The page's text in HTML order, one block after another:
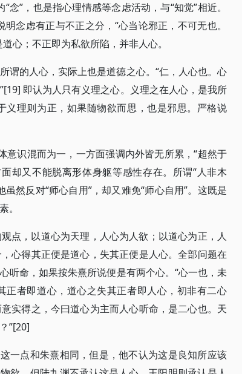
”，也是指心理情感等念虑活动，与“知觉”相近。
念虑有正与不正之分，“心当论邪正，不可无也。
心；不正即为私欲所陷，并非人心。
谓的人心，实际上也是道德之心。“仁，人心也。心
即认为人只有义理之心。义理之在人心，是我所
理则为正，如果随物欲而思，也是邪思。严格说
意识混而为一，一方面强调内外皆无所累，“超然于
却又不能脱离形体身躯等感性存在。所谓“人非木
然反对“师心自用”，却又难免“师心自用”。这既是
。
点，以道心为天理，人心为人欲；以道心为正，人
心得其正便是道心，失其正便是人心。全部问题在
听命，如果按朱熹所说便是有两个心。“心一也，未
者即道心，道心之失其正者即人心，初非有二心
实得之，今曰道心为主而人心听命，是二心也。天
”[20]
一点和朱熹相同，但是，他不认为这是良知所应该